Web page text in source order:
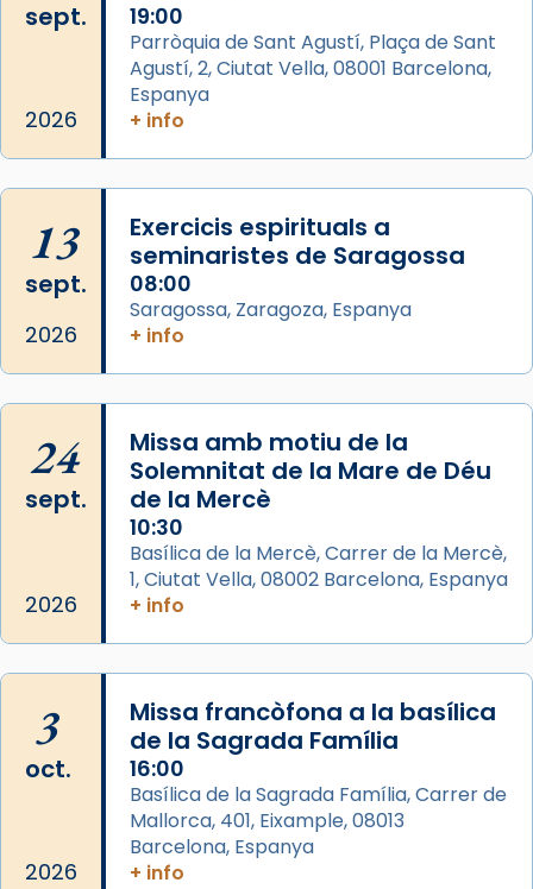
Aquest dilluns, 27 de juliol, ha tingut lloc la
missa d’acció de gràcies en agraïment al
comitè organitzador de la visita apostòlica
del Sant Pare Lleó XIV a Barcelona, i als
L’arquebisbe de Barcelona, el cardenal Joan
Josep Omella, ha presidit la missa i l’ha
concelebrat el bisbe auxiliar de Barcelona,
Mons. David Abadías.
📸 Dr. G. Simón
Arquebisbat de Barcelona
2 weeks ago
Memòria de les santes Juliana i
Semproniana, verges i màrtirs.
Acompanyant la història de sant Cugat, a
partir de l’Edat Mitjana sorgeix la tradició
que les santes Juliana (“relatiu a Júlia”) i
Semproniana (“relatiu a Semprònia =
eterna”) són deixebles seves. I l’any 1667, el
frare Joan Gaspar Roig, afirma en una obra
que les santes són filles de l’antiga Iluro.
Mataró en reivindicarà les relíq
Foto
sept.
2026
19:00
Parròquia de Sant Agustí, Plaça de Sant
Agustí, 2, Ciutat Vella, 08001 Barcelona,
Espanya
+ info
13
sept.
2026
Exercicis espirituals a
seminaristes de Saragossa
08:00
Saragossa, Zaragoza, Espanya
+ info
24
sept.
2026
Missa amb motiu de la
Solemnitat de la Mare de Déu
de la Mercè
10:30
Basílica de la Mercè, Carrer de la Mercè,
1, Ciutat Vella, 08002 Barcelona, Espanya
+ info
3
oct.
2026
Missa francòfona a la basílica
de la Sagrada Família
16:00
Basílica de la Sagrada Família, Carrer de
Mallorca, 401, Eixample, 08013
Barcelona, Espanya
+ info